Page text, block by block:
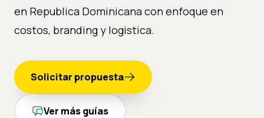
en Republica Dominicana con enfoque en
costos, branding y logistica.
Solicitar propuesta
Ver más guías